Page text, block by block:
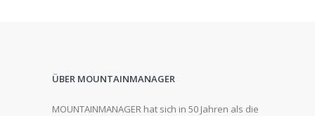
ÜBER MOUNTAINMANAGER
MOUNTAINMANAGER hat sich in 50 Jahren als die